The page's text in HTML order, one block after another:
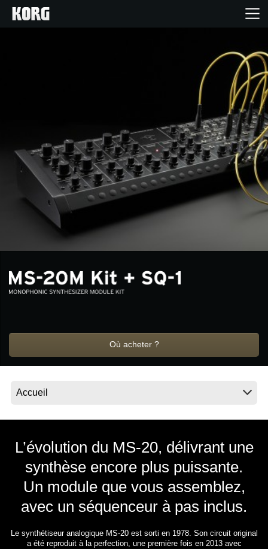
Evénements
Support
Où acheter ?
News
A propos de Korg
Où acheter ?
L’évolution du MS-20, délivrant une
synthèse encore plus puissante.
Un module que vous assemblez,
avec un séquenceur à pas inclus.
Le synthétiseur analogique MS-20 est sorti en 1978. Son circuit original
a été reproduit à la perfection, une première fois en 2013 avec